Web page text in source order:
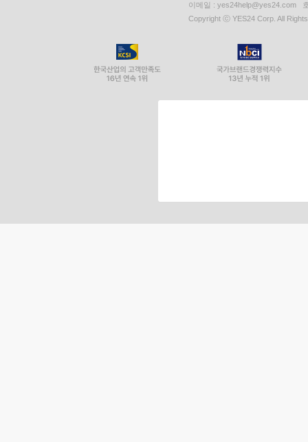
이메일 : yes24help@yes24.com
Copyright ⓒ YES24 Corp. All